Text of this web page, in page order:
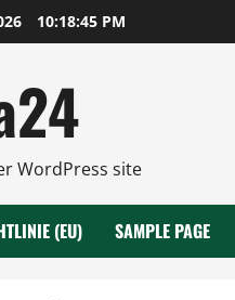
10:18:45 PM
WordPress site
(EU) SAMPLE PAGE